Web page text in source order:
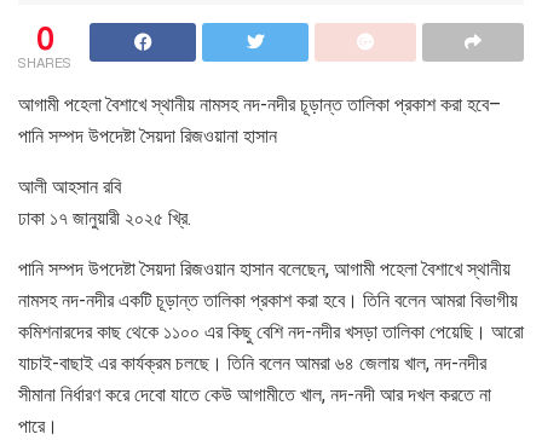
0
SHARES
আগামী পহেলা বৈশাখে স্থানীয় নামসহ নদ-নদীর চূড়ান্ত তালিকা প্রকাশ করা হবে–
পানি সম্পদ উপদেষ্টা সৈয়দা রিজওয়ানা হাসান
আলী আহসান রবি
ঢাকা ১৭ জানুয়ারী ২০২৫ খ্রি.
পানি সম্পদ উপদেষ্টা সৈয়দা রিজওয়ান হাসান বলেছেন, আগামী পহেলা বৈশাখে স্থানীয়
নামসহ নদ-নদীর একটি চূড়ান্ত তালিকা প্রকাশ করা হবে। তিনি বলেন আমরা বিভাগীয়
কমিশনারদের কাছ থেকে ১১০০ এর কিছু বেশি নদ-নদীর খসড়া তালিকা পেয়েছি। আরো
যাচাই-বাছাই এর কার্যক্রম চলছে। তিনি বলেন আমরা ৬৪ জেলায় খাল, নদ-নদীর
সীমানা নির্ধারণ করে দেবো যাতে কেউ আগামীতে খাল, নদ-নদী আর দখল করতে না
পারে।